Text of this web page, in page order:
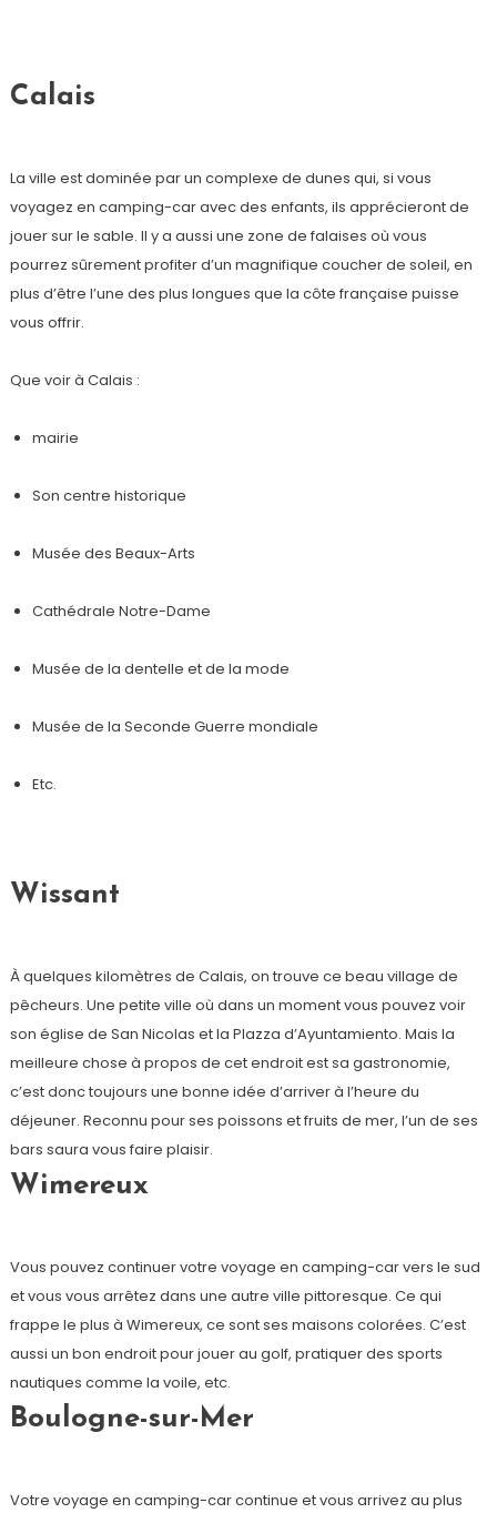
Calais
La ville est dominée par un complexe de dunes qui, si vous
voyagez en camping-car avec des enfants, ils apprécieront de
jouer sur le sable. Il y a aussi une zone de falaises où vous
pourrez sûrement profiter d’un magnifique coucher de soleil, en
plus d’être l’une des plus longues que la côte française puisse
vous offrir.
Que voir à Calais :
mairie
Son centre historique
Musée des Beaux-Arts
Cathédrale Notre-Dame
Musée de la dentelle et de la mode
Musée de la Seconde Guerre mondiale
Etc.
Wissant
À quelques kilomètres de Calais, on trouve ce beau village de
pêcheurs. Une petite ville où dans un moment vous pouvez voir
son église de San Nicolas et la Plazza d’Ayuntamiento. Mais la
meilleure chose à propos de cet endroit est sa gastronomie,
c’est donc toujours une bonne idée d’arriver à l’heure du
déjeuner. Reconnu pour ses poissons et fruits de mer, l’un de ses
bars saura vous faire plaisir.
Wimereux
Vous pouvez continuer votre voyage en camping-car vers le sud
et vous vous arrêtez dans une autre ville pittoresque. Ce qui
frappe le plus à Wimereux, ce sont ses maisons colorées. C’est
aussi un bon endroit pour jouer au golf, pratiquer des sports
nautiques comme la voile, etc.
Boulogne-sur-Mer
Votre voyage en camping-car continue et vous arrivez au plus